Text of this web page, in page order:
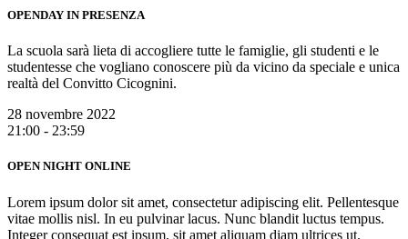
OPENDAY IN PRESENZA
La scuola sarà lieta di accogliere tutte le famiglie, gli studenti e le
studentesse che vogliano conoscere più da vicino da speciale e unica
realtà del Convitto Cicognini.
28 novembre 2022
21:00 - 23:59
OPEN NIGHT ONLINE
Lorem ipsum dolor sit amet, consectetur adipiscing elit. Pellentesque
vitae mollis nisl. In eu pulvinar lacus. Nunc blandit luctus tempus.
Integer consequat est ipsum, sit amet aliquam diam ultrices ut.